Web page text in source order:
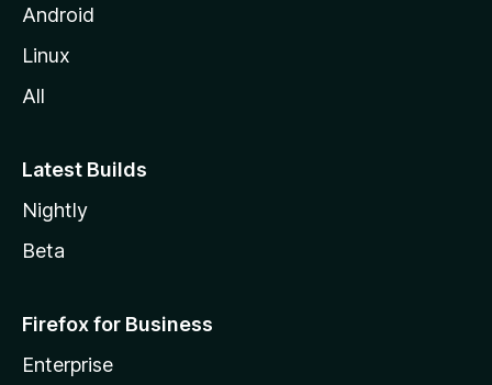
i
a
Android
Linux
All
Latest Builds
Nightly
Beta
Firefox for Business
Enterprise